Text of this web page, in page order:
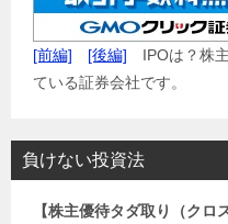
[前編] [後編] IPOは？株
ている証券会社です。
負けない投資法
【株主優待タダ取り（クロ